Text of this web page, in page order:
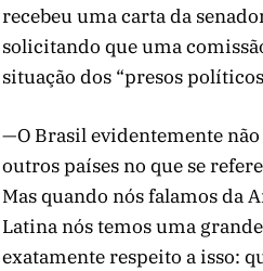
recebeu uma carta da
solicitando que uma
situação dos “presos
—O Brasil evidentemente
outros países no que se
Mas quando nós falamos da
Latina nós temos uma
exatamente respeito a isso: